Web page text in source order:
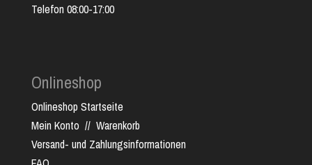
Telefon 08:00-17:00
Onlineshop
Onlineshop Startseite
Mein Konto // Warenkorb
Versand- und Zahlungsinformationen